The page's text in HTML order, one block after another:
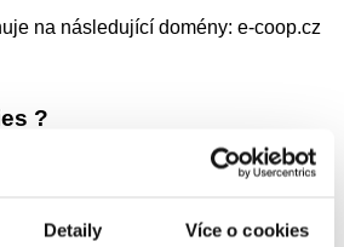
Detaily Více o cookies
na následující domény: e-coop.cz
?
soubory, které se používají k
správně fungovat na webu,